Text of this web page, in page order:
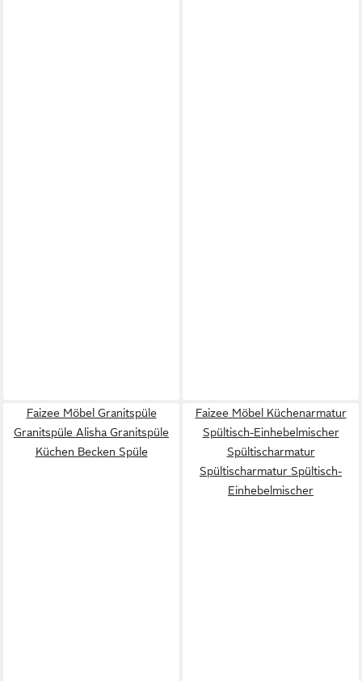
Faizee Möbel Granitspüle
Granitspüle Alisha Granitspüle
Küchen Becken Spüle
Faizee Möbel Küchenarmatur
Spültisch-Einhebelmischer
Spültischarmatur
Spültischarmatur Spültisch-
Einhebelmischer